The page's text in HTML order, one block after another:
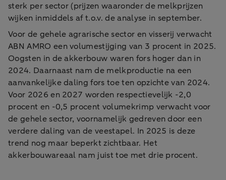
sterk per sector (prijzen waaronder de melkprijzen
wijken inmiddels af t.o.v. de analyse in september.
Voor de gehele agrarische sector en visserij verwacht
ABN AMRO een volumestijging van 3 procent in 2025.
Oogsten in de akkerbouw waren fors hoger dan in
2024. Daarnaast nam de melkproductie na een
aanvankelijke daling fors toe ten opzichte van 2024.
Voor 2026 en 2027 worden respectievelijk -2,0
procent en -0,5 procent volumekrimp verwacht voor
de gehele sector, voornamelijk gedreven door een
verdere daling van de veestapel. In 2025 is deze
trend nog maar beperkt zichtbaar. Het
akkerbouwareaal nam juist toe met drie procent.